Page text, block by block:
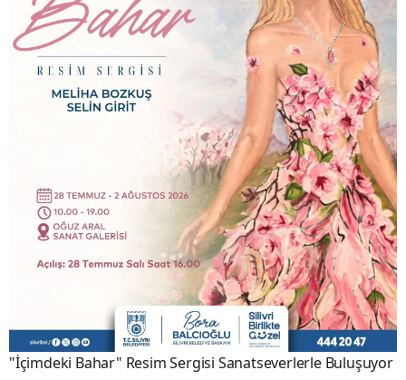
"İçimdeki Bahar" Resim Sergisi Sanatseverlerle Buluşuyor